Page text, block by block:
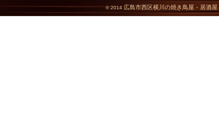
©2014 広島市西区横川の焼き鳥屋・居酒